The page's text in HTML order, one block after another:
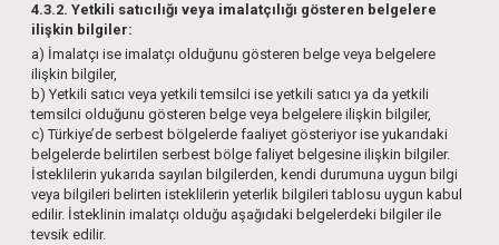
4.3.2. Yetkili satıcılığı veya imalatçılığı gösteren belgelere
ilişkin bilgiler:
a) İmalatçı ise imalatçı olduğunu gösteren belge veya belgelere
ilişkin bilgiler,
b) Yetkili satıcı veya yetkili temsilci ise yetkili satıcı ya da yetkili
temsilci olduğunu gösteren belge veya belgelere ilişkin bilgiler,
c) Türkiye’de serbest bölgelerde faaliyet gösteriyor ise yukarıdaki
belgelerde belirtilen serbest bölge faliyet belgesine ilişkin bilgiler.
İsteklilerin yukarıda sayılan bilgilerden, kendi durumuna uygun bilgi
veya bilgileri belirten isteklilerin yeterlik bilgileri tablosu uygun kabul
edilir. İsteklinin imalatçı olduğu aşağıdaki belgelerdeki bilgiler ile
tevsik edilir.